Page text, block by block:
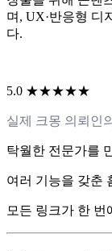
며, UX·반응형 디
다.
5.0 ★★★★★
실제 크몽 의뢰인
탁월한 전문가를
여러 기능을 갖춘
모든 링크가 한